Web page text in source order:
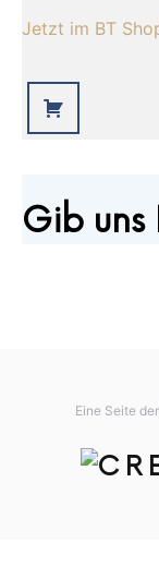
Jetzt im BT
Gib uns
Eine Seite